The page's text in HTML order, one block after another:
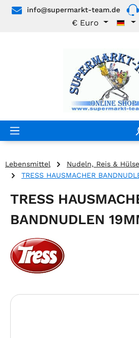
Zum Hauptinhalt springen
info@supermarkt-team.de
€ Euro
Lebensmittel Nudeln, Reis &
TRESS HAUSMACHER
TRESS
BANDNUDLEN
Bildergalerie überspringen